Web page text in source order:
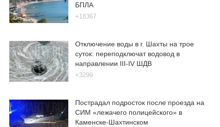
БПЛА
+18367
Отключение воды в г. Шахты на трое
суток: переподключат водовод в
направлении III-IV ШДВ
+3299
Пострадал подросток после проезда на
СИМ «лежачего полицейского» в
Каменске-Шахтинском